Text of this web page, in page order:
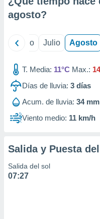
e
publicidad
publicidad
de
agosto?
Junio Julio Agosto
T. Media: 11°C Max.:
Días de lluvia: 3 días
Acum. de lluvia: 34 mm
Viento medio: 11 km/h
Salida y Puesta del
Salida del sol
07:27